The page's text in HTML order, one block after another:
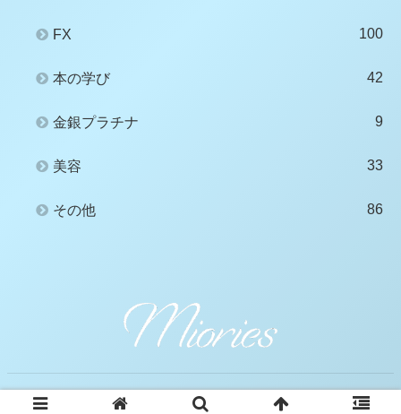
FX 100
本の学び 42
金銀プラチナ 9
美容 33
その他 86